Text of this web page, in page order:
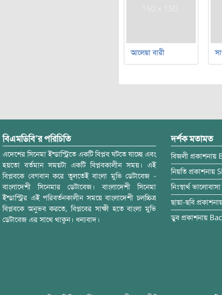
আলেয়া বারী
বিএমডিবি’র পরিচিতি
এদেশের সিনেমা ইন্ডাস্ট্রিতে একটি বিপ্লব ঘটতে যাচ্ছে এবং
হয়তো বর্তমান সময়টা একটি বিপ্লবকালীন সময়। এই
বিপ্লবকে বেগবান করে তুলতেই বাংলা মুভি ডেটাবেজ -
বাংলাদেশী সিনেমার ডেটাবেজ। বাংলাদেশী সিনেমা
ইন্ডাস্ট্রির এই পরিবর্তনকালীন সময়ে বাংলাদেশী চলচ্চিত্র
বিপ্লবকে অনুভব করতে, বিপ্লবের সাক্ষী হতে বাংলা মুভি
ডেটাবেজ এর সাথে থাকুন। ধন্যবাদ।
দর্শক মতামত
বিজলী প্রকাশনায়
নিয়তি প্রকাশনায়
নিঃস্বার্থ ভালোবাসা
ছায়া-ছবি
ডুব প্রকাশনায়